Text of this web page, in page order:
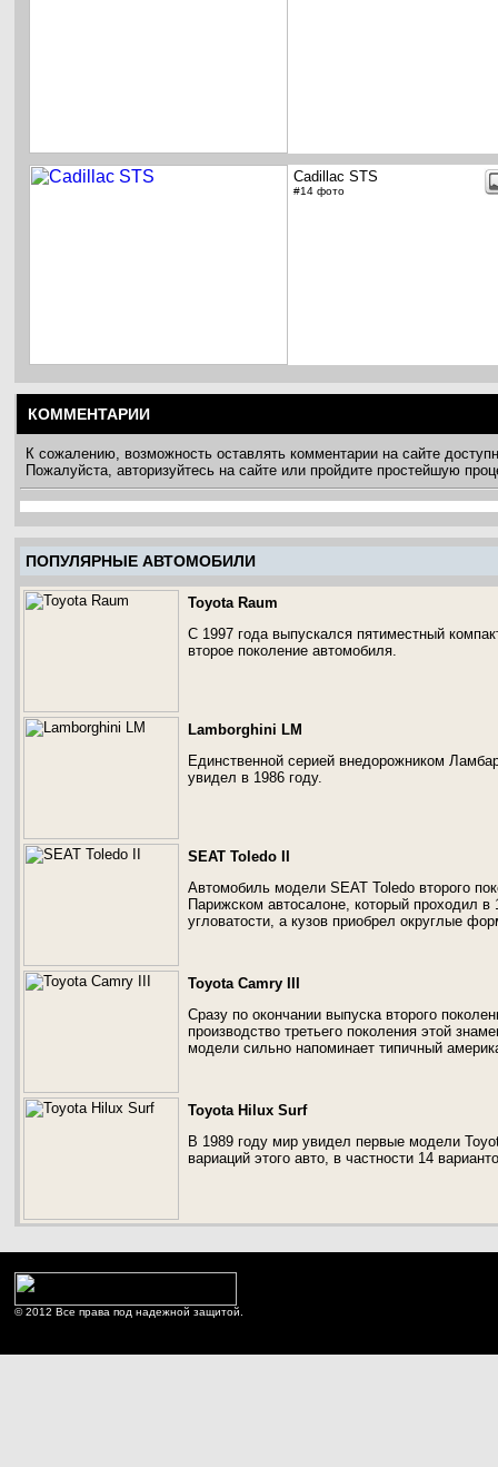
Cadillac STS
#14 фото
КОММЕНТАРИИ
К сожалению, возможность оставлять комментарии на сайте
Пожалуйста, авторизуйтесь на сайте или пройдите простейшую
ПОПУЛЯРНЫЕ АВТОМОБИЛИ
Toyota Raum
С 1997 года выпускался пятиместный
второе поколение автомобиля.
Lamborghini LM
Единственной серией внедорожником
увидел в 1986 году.
SEAT Toledo II
Автомобиль модели SEAT Toledo второго
Парижском автосалоне, который проходил
угловатости, а кузов приобрел округлые
Toyota Camry III
Сразу по окончании выпуска второго
производство третьего поколения этой
модели сильно напоминает типичный
Toyota Hilux Surf
В 1989 году мир увидел первые модели
вариаций этого авто, в частности 14
© 2012 Все права под надежной защитой.